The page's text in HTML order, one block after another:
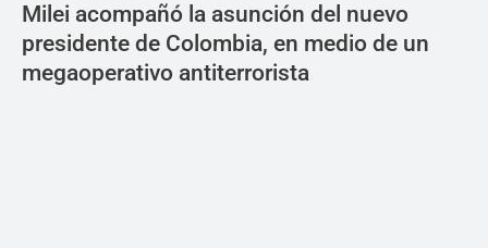
Milei acompañó la asunción del nuevo
presidente de Colombia, en medio de un
megaoperativo antiterrorista